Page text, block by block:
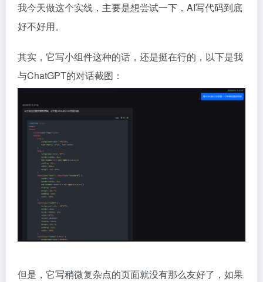
我今天做这个实线，主要是想尝试一下，AI写代码到底
好不好用。
其实，它写小组件这种的话，还是挺在行的，以下是我
与ChatGPT的对话截图：
但是，它写稍微复杂点的页面就没有那么友好了，如果